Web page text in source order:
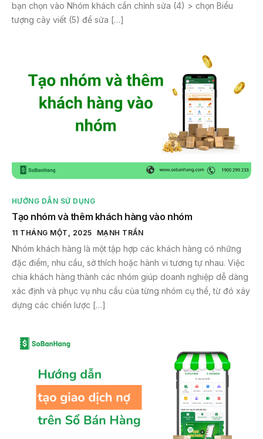
bạn chọn vào Nhóm khách cần chỉnh sửa (4) > chọn Biểu
tượng cây viết (5) để sửa […]
HƯỚNG DẪN SỬ DỤNG
Tạo nhóm và thêm khách hàng vào nhóm
11 THÁNG MỘT, 2025 MẠNH TRẦN
Nhóm khách hàng là một tập hợp các khách hàng có những
đặc điểm, nhu cầu, sở thích hoặc hành vi tương tự nhau. Việc
chia khách hàng thành các nhóm giúp doanh nghiệp dễ dàng
xác định và phục vụ nhu cầu của từng nhóm cụ thể, từ đó xây
dựng các chiến lược […]